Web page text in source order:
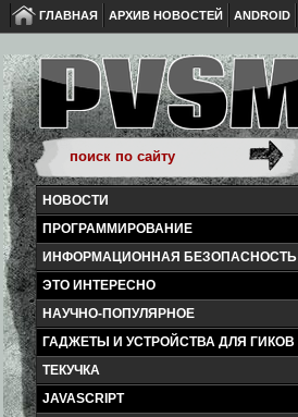
ГЛАВНАЯ АРХИВ НОВОСТЕЙ ANDROID
НОВОСТИ
ПРОГРАММИРОВАНИЕ
ИНФОРМАЦИОННАЯ БЕЗОПАСНОСТЬ
ЭТО ИНТЕРЕСНО
НАУЧНО-ПОПУЛЯРНОЕ
ГАДЖЕТЫ И УСТРОЙСТВА ДЛЯ ГИКОВ
ТЕКУЧКА
JAVASCRIPT